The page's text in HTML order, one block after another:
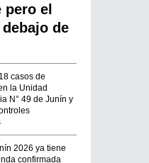
el
de
casos de
la Unidad
N° 49 de Junín y
2026 ya tiene
confirmada